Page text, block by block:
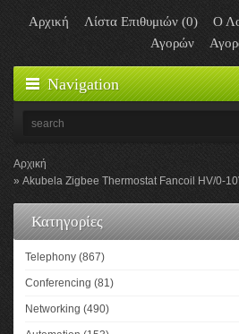
Αρχική Λίστα Επιθυμιών (0) Ο
Αγορών
Navigation
Αρχική
Akubela Zigbee Thermostat Fancoil HV/0-
Κατηγορίες
Telephony (867)
Conferencing (81)
Networking (490)